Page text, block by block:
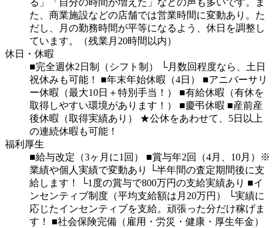
る」「自分の時間が増えた」などの声も多いです。ま
た、商業施設などの店舗では営業時間に変動あり。た
だし、月の勤務時間が平等になるよう、休日を調整し
ています。（残業月20時間以内）
休日・休暇
■完全週休2日制（シフト制）
└月数回程度なら、土日
祝休みも可能！
■年末年始休暇（4日）
■アニバーサリ
ー休暇（最大10日＋特別手当！）
■有給休暇（有休を
取得しやすい環境があります！）
■慶弔休暇 ■産前産
後休暇（取得実績あり）
★公休をあわせて、5日以上
の連続休暇も可能！
福利厚生
■給与改定（3ヶ月に1回）
■賞与年2回（4月、10月）※
業績や個人実績で変動あり
└半年間の査定期間後に支
給します！
└1度の賞与で800万円の支給実績あり ■イ
ンセンティブ制度（平均支給額は月20万円）
└実績に
応じたインセンティブを支給。頑張った分だけ稼げま
す！
■社会保険完備（雇用・労災・健康・厚生年金）